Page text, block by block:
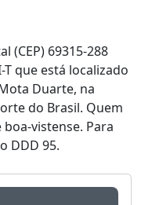
(CEP) 69315-288
que está localizado
Duarte, na
do Brasil. Quem
vistense. Para
DDD 95.